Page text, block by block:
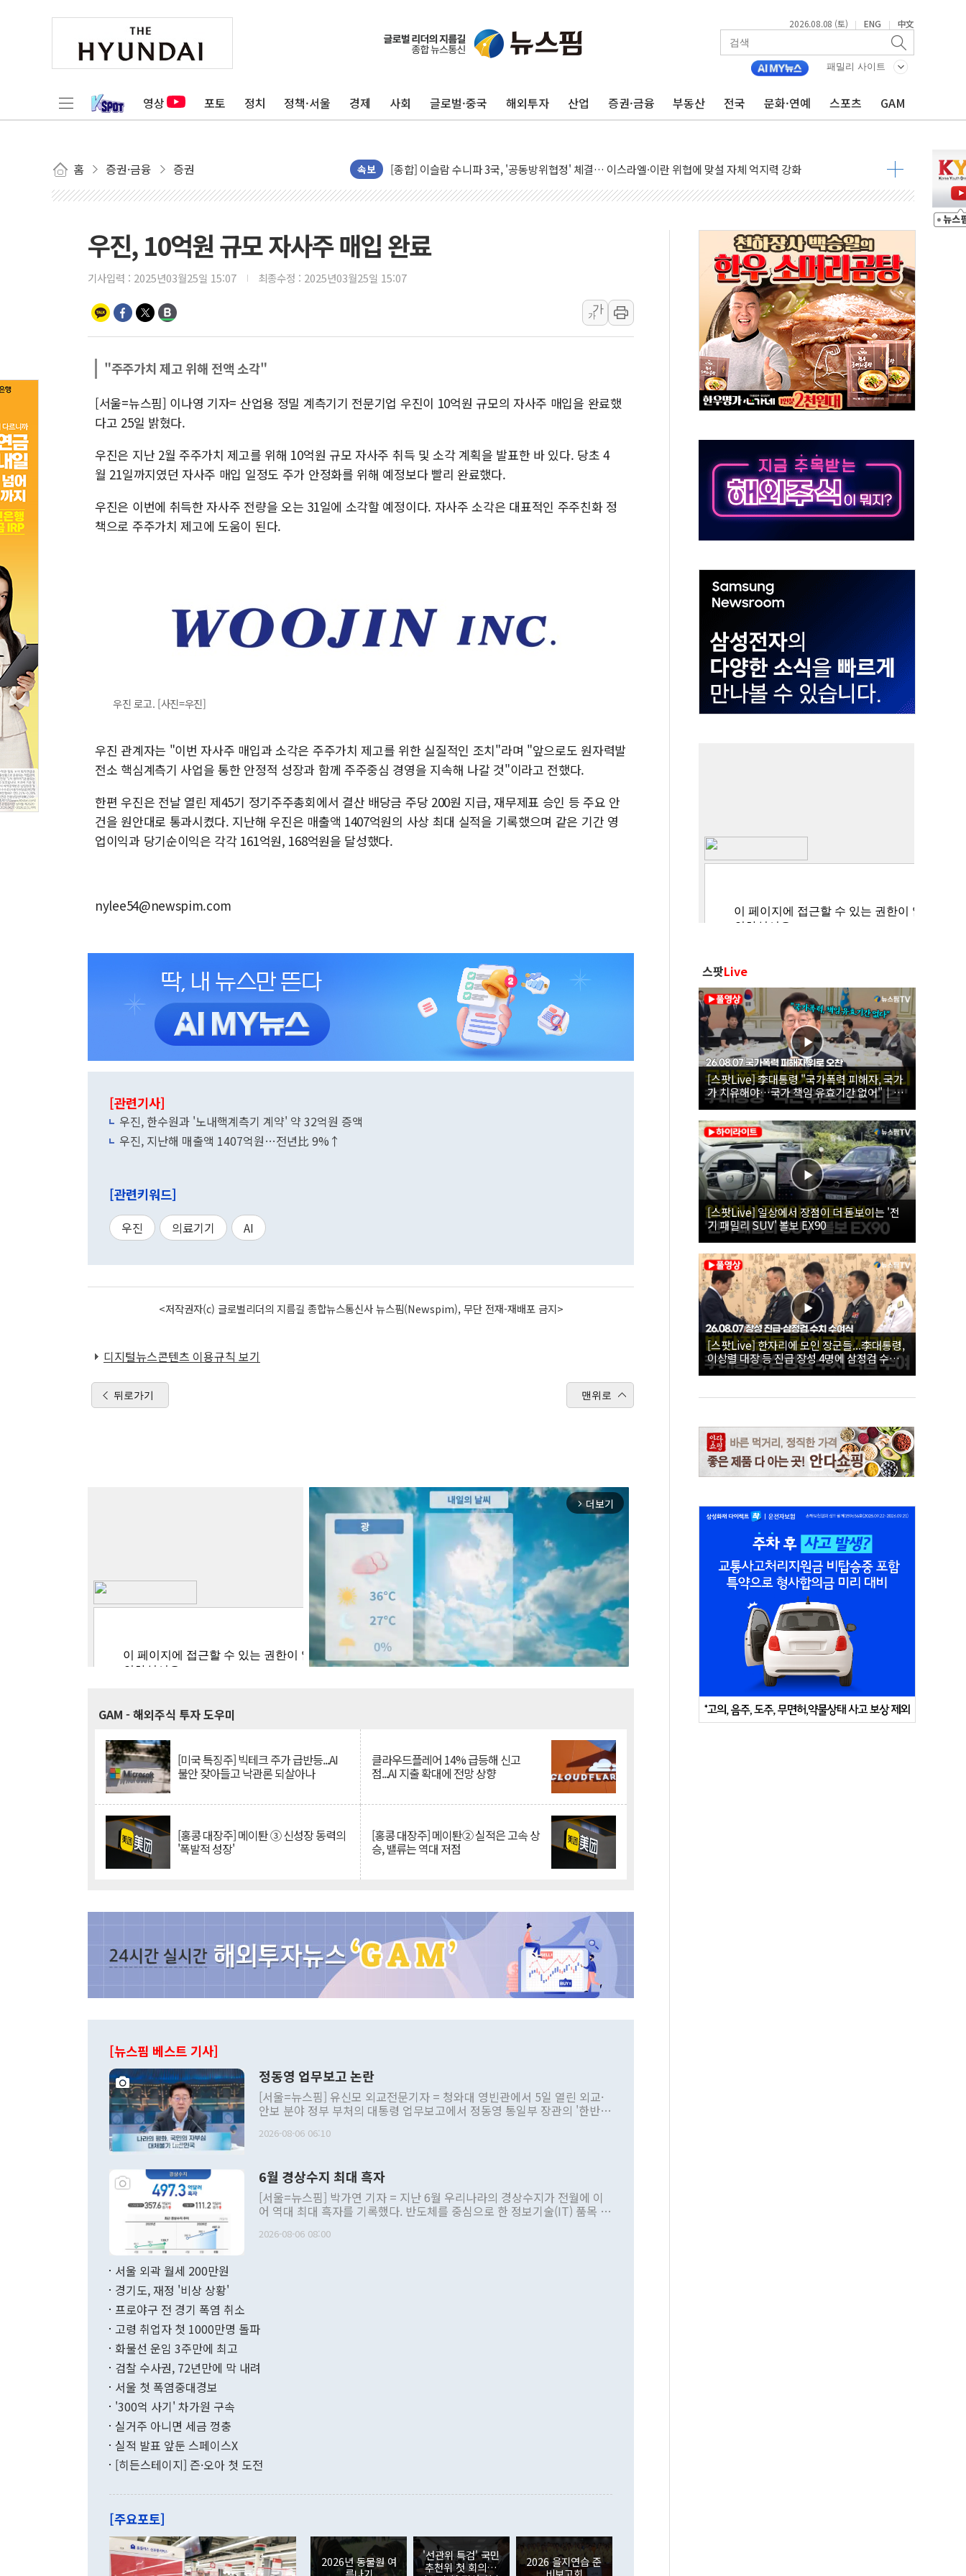
2026.08.08 (토) | ENG | 中文
패밀리 사이트
영상 포토 정치 정책·서울 경제 사회 글로벌·중국 해외투자 산업 증권·금융 부동산 전국 문화·연예 스포츠 GAM
홈 증권·금융 증권 속보
유럽증시, 美 고용 예상 밖 부진에 연준 금리 인상 가능성 낮아지며 상승… STOXX 600 지수는 나흘 연속 최고치
[종합] 이슬람 수니파 3국, '공동방위협정' 체결… 이스라엘·이란 위협에 맞설 자체 억지력 강화
트럼프, 백신·자폐증 행정명령 검토…"이르면 다음 주"
이란 핵심 원유 수출항 '하르그섬', 최근 1주일 이상 '올스톱'… 美 해상봉쇄 영향
美 고용 쇼크에 엔화 장중 급등…시장은 "또 개입했나" 촉각
[AI MY 뉴스] 뉴욕 반도체주 프리뷰...美 고용 쇼크에 반도체주 '활짝'
뉴욕증시 프리뷰, 美 고용 쇼크에 금리 인상 우려 후퇴…나스닥 선물 1%대 상승
[종합] 美 7월 고용 2만3000명 감소 '쇼크'…9월 금리 인상 기대 후퇴
[사진] 이슬람 수니파 3개국, 공동방위협정 체결
뉴욕증시 개장 전 특징주...아틀라시안·클라우드플레어·태양광주↑ VS 트레이드데스크·웬디스↓
보훈부, 미 DPAA와 MOU… "6·25 미군 실종자 7359명 끝까지 찾겠다"
트럼프 "금리 내려야"…파월 때와 달리 워시엔 톤 낮춰
李 "해남 태양광, 대한민국 다음 100년 밑거름…수도권 집중 완화 전환점"
李 대통령, '6시간 마라톤 부동산 2차 회의' 주재… "전폭적 공급 확대·속도전 총력"
[사진] 빈살만과 에르도안의 만남
우진, 10억원 규모 자사주 매입 완료
기사입력 : 2025년03월25일 15:07 최종수정 : 2025년03월25일 15:07
가
가
"주주가치 제고 위해 전액 소각"
[서울=뉴스핌] 이나영 기자= 산업용 정밀 계측기기 전문기업 우진이 10억원 규모의 자사주 매입을 완료했
다고 25일 밝혔다.
우진은 지난 2월 주주가치 제고를 위해 10억원 규모 자사주 취득 및 소각 계획을 발표한 바 있다. 당초 4
월 21일까지였던 자사주 매입 일정도 주가 안정화를 위해 예정보다 빨리 완료했다.
우진은 이번에 취득한 자사주 전량을 오는 31일에 소각할 예정이다. 자사주 소각은 대표적인 주주친화 정
책으로 주주가치 제고에 도움이 된다.
우진 로고. [사진=우진]
우진 관계자는 "이번 자사주 매입과 소각은 주주가치 제고를 위한 실질적인 조치"라며 "앞으로도 원자력발
전소 핵심계측기 사업을 통한 안정적 성장과 함께 주주중심 경영을 지속해 나갈 것"이라고 전했다.
한편 우진은 전날 열린 제45기 정기주주총회에서 결산 배당금 주당 200원 지급, 재무제표 승인 등 주요 안
건을 원안대로 통과시켰다. 지난해 우진은 매출액 1407억원의 사상 최대 실적을 기록했으며 같은 기간 영
업이익과 당기순이익은 각각 161억원, 168억원을 달성했다.
nylee54@newspim.com
[관련기사]
우진, 한수원과 '노내핵계측기 계약' 약 32억원 증액
우진, 지난해 매출액 1407억원…전년比 9%↑
[관련키워드]
우진 의료기기 AI
<저작권자(c) 글로벌리더의 지름길 종합뉴스통신사 뉴스핌(Newspim), 무단 전재-재배포 금지>
디지털뉴스콘텐츠 이용규칙 보기
뒤로가기 맨위로
arrow_forward_ios 더보기
GAM - 해외주식 투자 도우미
[미국 특징주] 빅테크 주가 급반등...AI
불안 잦아들고 낙관론 되살아나
클라우드플레어 14% 급등해 신고
점...AI 지출 확대에 전망 상향
[홍콩 대장주] 메이퇀 ③ 신성장 동력의
'폭발적 성장'
[홍콩 대장주] 메이퇀② 실적은 고속 상
승, 밸류는 역대 저점
[뉴스핌 베스트 기사]
정동영 업무보고 논란
[서울=뉴스핌] 유신모 외교전문기자 = 청와대 영빈관에서 5일 열린 외교·
안보 분야 정부 부처의 대통령 업무보고에서 정동영 통일부 장관의 '한반도
발언 중에는 정부 내 조율을 거치지 않은 사안을 정책으로 추진하겠다고 공
주의적 희망에 근거한 비현실적 구상'이라는 비판을 내놨다. 그동안 정 장
관의 대북 정책 관련 발언이 물의를 빚은 적은 여러 번 있지만 대통령과 유
관 부처 장관이 공개적으로 부정적 입장을 표명한 것은 이례적이다. 정 장
관의 무리한 대북 접근법과 월권을 제어해야 한다는 목소리도 높아지고 있
다. [정동영 통일부 장관이 지난달 23일 오후 서울 종로구 정부서울청사에
무너졌다고도 했다. 또 "현 시점에서 흘러간 선(先)비핵화만 되뇌는 것은
함께 4자 대화의 동력을 확보하기 위해 최선을 다할 것"이라고 말했다. 하
"우리의 선의대로 하는 게 과연 한반도의 평화와 안정에 플러스냐, 결론적
관은 업무보고 사후 브리핑에서 정 장관이 언급한 '4자 회담'에 대해 "이상
이 9월 러시아 블라디보스토크에서 열리는 '동방경제포럼(EEF)'을 언급하
며 "정부 차원에서 (참석을) 검토하고 있다"고 발언한 데 대해서도 조 장관
은 "그것은 외교부의 몫"이라며 "아직 거기까지 진도가 나가지 않았다"고
2026-08-06 06:10
6월 경상수지 최대 흑자
[서울=뉴스핌] 박가연 기자 = 지난 6월 우리나라의 경상수지가 전월에 이
어 역대 최대 흑자를 기록했다. 반도체를 중심으로 한 정보기술(IT) 품목 수
료=한국은행] 한국은행이 6일 발표한 '2026년 6월 국제수지(잠정)'에 따르
며 월간 기준 처음으로 1000억달러를 넘어섰다. 상품수입은 644억8000만
196.9% 급증했고 컴퓨터·주변기기(SSD)는 282.7% 증가했다. IT 품목
수출은 160.4% 늘었으며 비IT 품목도 ▲석유제품(47.5%) ▲화공품
기록했지만 지식재산권사용료수지는 전월 흑자에서 4억4000만달러 적자
로 전환됐다. 본원소득수지는 배당소득을 중심으로 32억7000만달러 흑자
는 배당수입이 늘어난 데다 전월 분기배당에 따른 기저효과로 배당지급이
였던 올해 3월(369억9000만달러)을 넘어선 것이다. 직접투자에서는 내국
인의 해외투자가 80억1000만달러, 외국인의 국내투자가 46억3000만달러
각각 증가했다. 증권투자에서는 외국인의 국내 주식 매도세가 이어졌다. 외
2026-08-06 08:00
서울 외곽 월세 200만원
경기도, 재정 '비상 상황'
프로야구 전 경기 폭염 취소
고령 취업자 첫 1000만명 돌파
화물선 운임 3주만에 최고
검찰 수사권, 72년만에 막 내려
서울 첫 폭염중대경보
'300억 사기' 차가원 구속
실거주 아니면 세금 껑충
실적 발표 앞둔 스페이스X
[히든스테이지] 즌·오아 첫 도전
[주요포토]
2026년 동물원 여
'선관위 특검' 국민
추천위 첫 회의…
2026 을지연습 준
스팟Live
[스팟Live] 李대통령 "국가폭력 피해자, 국가
가 치유해야…국가 책임 유효기간 없어"｜
26.08.07 국가폭력 피해자 위로 오찬
[스팟Live] 일상에서 장점이 더 돋보이는 '전
기 패밀리 SUV' 볼보 EX90
[스팟Live] 한자리에 모인 장군들...李대통령,
이상렬 대장 등 진급 장성 4명에 삼정검 수치
직접 수여｜26.08.07 장성 진급·삼정검 수치